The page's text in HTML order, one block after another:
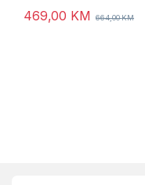
469,00 KM 664,00KM